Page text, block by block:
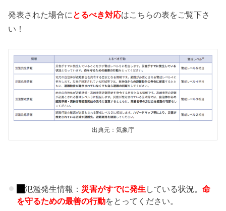
発表された場合に とるべき対応はこちらの表をご覧下さ
い！
出典元：気象庁
氾濫発生情報： 災害がすでに発生 している状況。 命
を守るための最善の行動をとってください。